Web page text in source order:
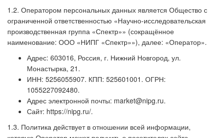
1.2. Оператором персональных данных является Общество с
ограниченной ответственностью «Научно-исследовательская
производственная группа «Спектр»» (сокращённое
наименование: ООО «НИПГ «Спектр»»), далее: «Оператор».
Адрес: 603016, Россия, г. Нижний Новгород, ул.
Монастырка, 21.
ИНН: 5256055907. КПП: 525601001. ОГРН:
1055227092480.
Адрес электронной почты: market@nipg.ru.
Сайт: https://nipg.ru/.
1.3. Политика действует в отношении всей информации,